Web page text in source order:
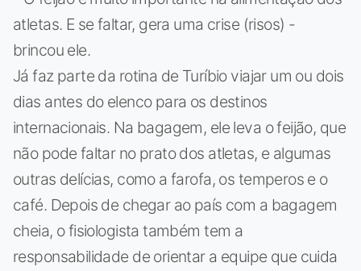
atletas. E se faltar, gera uma crise (risos) -
brincou ele.
Já faz parte da rotina de Turíbio viajar um ou dois
dias antes do elenco para os destinos
internacionais. Na bagagem, ele leva o feijão, que
não pode faltar no prato dos atletas, e algumas
outras delícias, como a farofa, os temperos e o
café. Depois de chegar ao país com a bagagem
cheia, o fisiologista também tem a
responsabilidade de orientar a equipe que cuida